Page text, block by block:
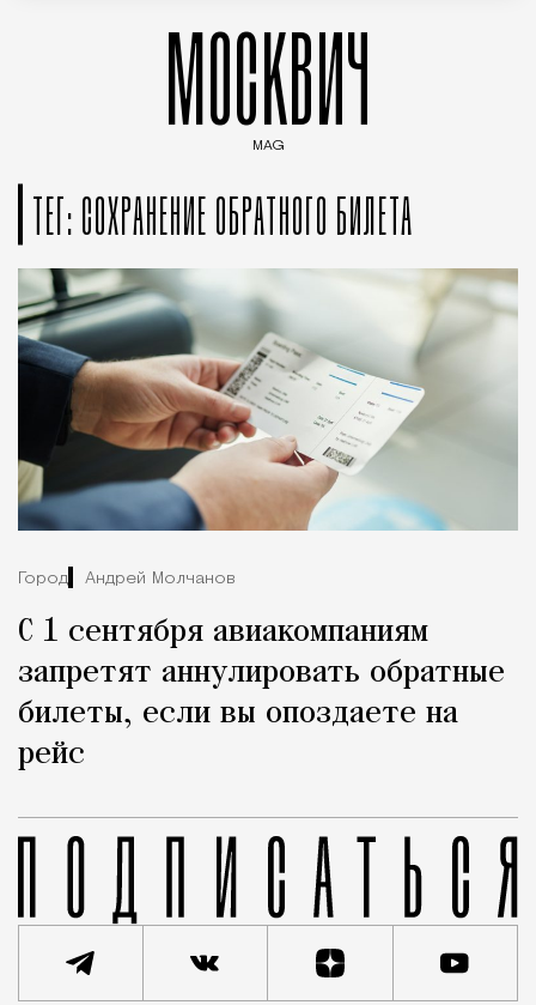
МОСКВИЧ
MAG
ТЕГ: СОХРАНЕНИЕ ОБРАТНОГО БИЛЕТА
Город Андрей Молчанов
С 1 сентября авиакомпаниям
запретят аннулировать обратные
билеты, если вы опоздаете на
рейс